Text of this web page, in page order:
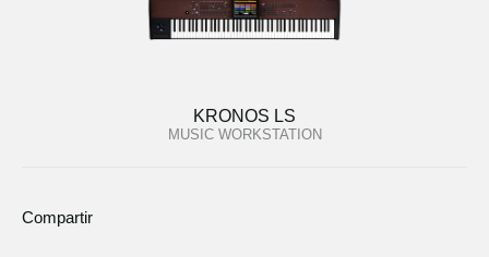
KRONOS LS
MUSIC WORKSTATION
Compartir